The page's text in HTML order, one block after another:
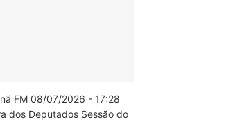
FM 08/07/2026 - 17:28
dos Deputados Sessão do